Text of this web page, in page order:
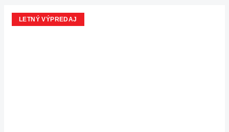
LETNÝ VÝPREDAJ